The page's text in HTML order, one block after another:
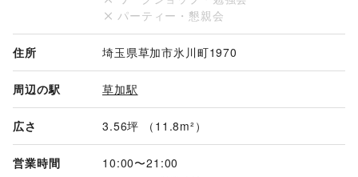
パーティー・懇親会
住所 埼玉県草加市氷川町1970
周辺の駅 草加駅
広さ 3.56坪 （11.8m²）
営業時間 10:00〜21:00